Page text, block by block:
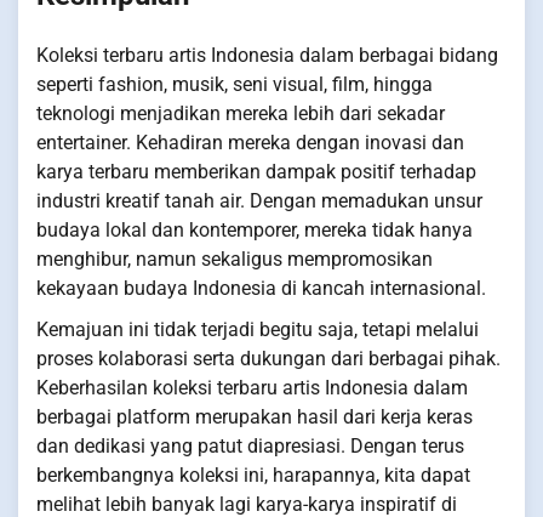
Koleksi terbaru artis Indonesia dalam berbagai bidang
seperti fashion, musik, seni visual, film, hingga
teknologi menjadikan mereka lebih dari sekadar
entertainer. Kehadiran mereka dengan inovasi dan
karya terbaru memberikan dampak positif terhadap
industri kreatif tanah air. Dengan memadukan unsur
budaya lokal dan kontemporer, mereka tidak hanya
menghibur, namun sekaligus mempromosikan
kekayaan budaya Indonesia di kancah internasional.
Kemajuan ini tidak terjadi begitu saja, tetapi melalui
proses kolaborasi serta dukungan dari berbagai pihak.
Keberhasilan koleksi terbaru artis Indonesia dalam
berbagai platform merupakan hasil dari kerja keras
dan dedikasi yang patut diapresiasi. Dengan terus
berkembangnya koleksi ini, harapannya, kita dapat
melihat lebih banyak lagi karya-karya inspiratif di